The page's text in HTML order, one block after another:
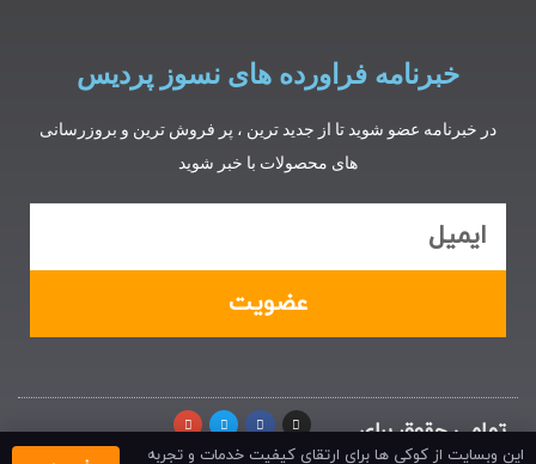
خبرنامه فراورده های نسوز پردیس
در خبرنامه عضو شوید تا از جدید ترین ، پر فروش ترین و بروزرسانی
های محصولات با خبر شوید
عضویت
تمامی حقوق برای
فرآورده های نسوز
این وبسایت از کوکی ها برای ارتقای کیفیت خدمات و تجربه